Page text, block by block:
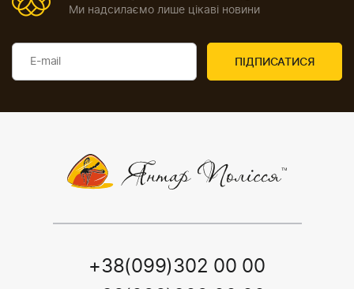
Ми надсилаємо лише цікаві новини
+38(099)302 00 00